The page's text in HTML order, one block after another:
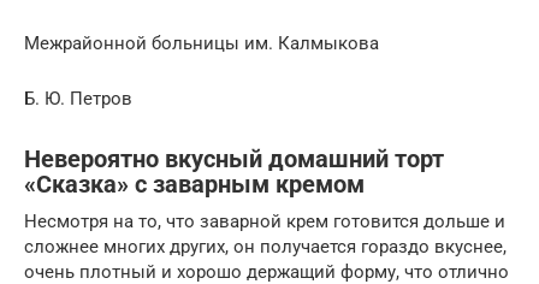
Межрайонной больницы им. Калмыкова
Б. Ю. Петров
Невероятно вкусный домашний торт
«Сказка» с заварным кремом
Несмотря на то, что заварной крем готовится дольше и
сложнее многих других, он получается гораздо вкуснее,
очень плотный и хорошо держащий форму, что отлично